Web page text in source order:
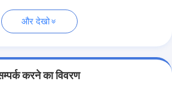
और देखो
करने का विवरण